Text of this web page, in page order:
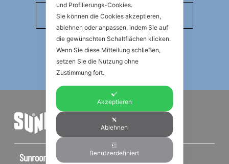
Sunroom S.p.A – Sede Legale
und Profilierungs-Cookies.
Sie können die Cookies akzeptieren,
ablehnen oder anpassen, indem Sie auf
die gewünschten Schaltflächen klicken.
Wenn Sie diese Mitteilung schließen,
setzen Sie die Nutzung ohne
Zustimmung fort.
Akzeptieren
Ablehnen
Benutzerdefiniert